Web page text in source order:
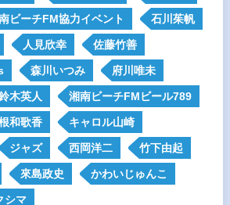
ビーチFM協力イベント 石川茱帆
人見欣幸 佐藤竹善
森川いつみ 府川唯未
木英人 湘南ビーチFMビール789
和歌香 キャロル山崎
ジャズ 西岡洋二 竹下由起
來島政史 かわいじゅんこ
シマ